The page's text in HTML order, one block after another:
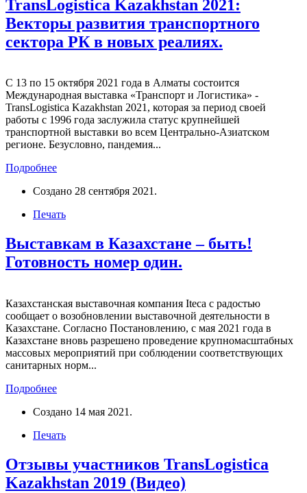
TransLogistica Kazakhstan 2021:
Векторы развития транспортного
сектора РК в новых реалиях.
С 13 по 15 октября 2021 года в Алматы состоится
Международная выставка «Транспорт и Логистика» -
TransLogistica Kazakhstan 2021, которая за период своей
работы с 1996 года заслужила статус крупнейшей
транспортной выставки во всем Центрально-Азиатском
регионе. Безусловно, пандемия...
Подробнее
Создано 28 сентября 2021.
Печать
Выставкам в Казахстане – быть!
Готовность номер один.
Казахстанская выставочная компания Iteca с радостью
сообщает о возобновлении выставочной деятельности в
Казахстане. Согласно Постановлению, с мая 2021 года в
Казахстане вновь разрешено проведение крупномасштабных
массовых мероприятий при соблюдении соответствующих
санитарных норм...
Подробнее
Создано 14 мая 2021 .
Печать
Отзывы участников TransLogistica
Kazakhstan 2019 (Видео)